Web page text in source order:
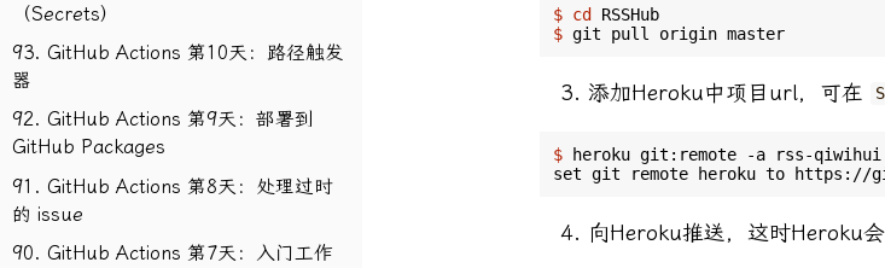
（Secrets）
93. GitHub Actions 第10天：路径触发
器
92. GitHub Actions 第9天：部署到
GitHub Packages
91. GitHub Actions 第8天：处理过时
的 issue
90. GitHub Actions 第7天：入门工作
$ cd RSSHub
$ git pull origin master
添加Heroku中项目url，可在
$ heroku git:remote
向Heroku推送，这时Heroku